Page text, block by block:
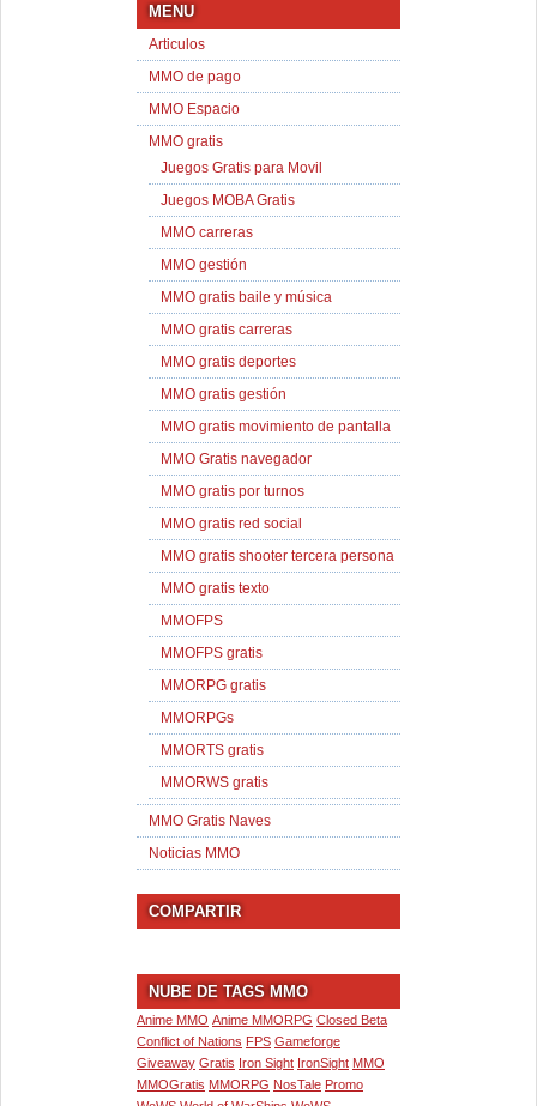
MENU
Articulos
MMO de pago
MMO Espacio
MMO gratis
Juegos Gratis para Movil
Juegos MOBA Gratis
MMO carreras
MMO gestión
MMO gratis baile y música
MMO gratis carreras
MMO gratis deportes
MMO gratis gestión
MMO gratis movimiento de pantalla
MMO Gratis navegador
MMO gratis por turnos
MMO gratis red social
MMO gratis shooter tercera persona
MMO gratis texto
MMOFPS
MMOFPS gratis
MMORPG gratis
MMORPGs
MMORTS gratis
MMORWS gratis
MMO Gratis Naves
Noticias MMO
COMPARTIR
NUBE DE TAGS MMO
Anime MMO Anime MMORPG Closed Beta
Conflict of Nations FPS Gameforge
Giveaway Gratis Iron Sight IronSight MMO
MMOGratis MMORPG NosTale Promo